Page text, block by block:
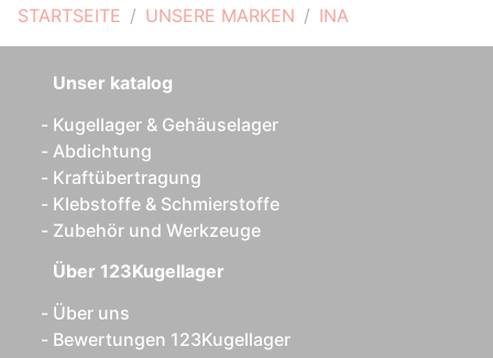
STARTSEITE UNSERE MARKEN INA
Unser katalog
Kugellager & Gehäuselager
Abdichtung
Kraftübertragung
Klebstoffe & Schmierstoffe
Zubehör und Werkzeuge
Über 123Kugellager
Über uns
Bewertungen 123Kugellager